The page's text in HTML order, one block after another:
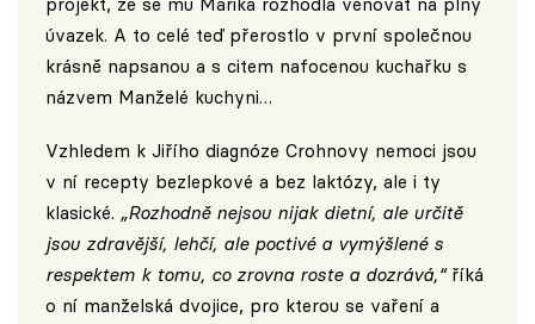
úvazek. A to celé teď přerostlo v první společnou
krásně napsanou a s citem nafocenou kuchařku s
názvem Manželé kuchyni…
Vzhledem k Jiřího diagnóze Crohnovy nemoci jsou
v ní recepty bezlepkové a bez laktózy, ale i ty
klasické. „Rozhodně nejsou nijak dietní, ale určitě
jsou zdravější, lehčí, ale poctivé a vymýšlené s
respektem k tomu, co zrovna roste a dozrává,“říká
o ní manželská dvojice, pro kterou se vaření a